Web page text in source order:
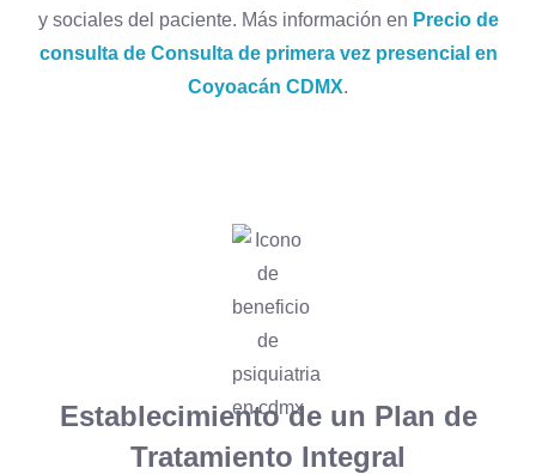
y sociales del paciente. Más información en Precio de
consulta de Consulta de primera vez presencial en
Coyoacán CDMX.
Establecimiento de un Plan de
Tratamiento Integral